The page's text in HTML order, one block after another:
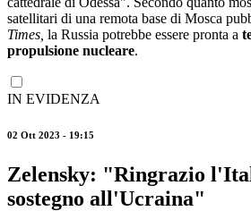
satellitari di una remota base di Mosca
Times, la Russia potrebbe essere pronta a
propulsione nucleare.
IN EVIDENZA
02 Ott 2023 - 19:15
Zelensky: "Ringrazio
sostegno all'Ucraina"